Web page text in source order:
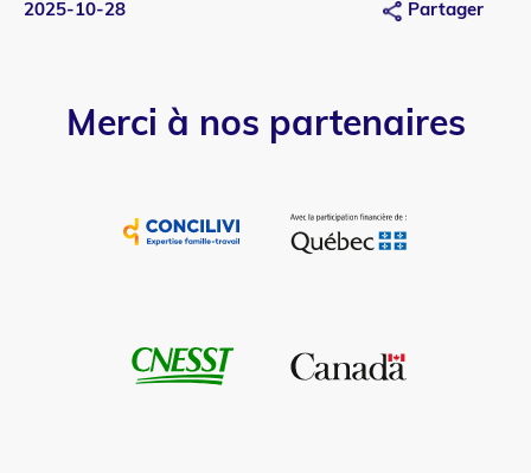
2025-10-28 Partager
Merci à nos partenaires